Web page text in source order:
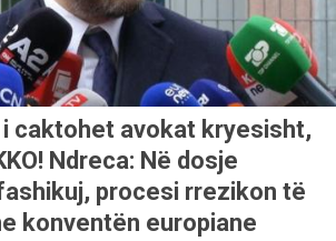
i caktohet avokat kryesisht,
Ndreca: Në dosje
procesi rrezikon të
konventën europiane